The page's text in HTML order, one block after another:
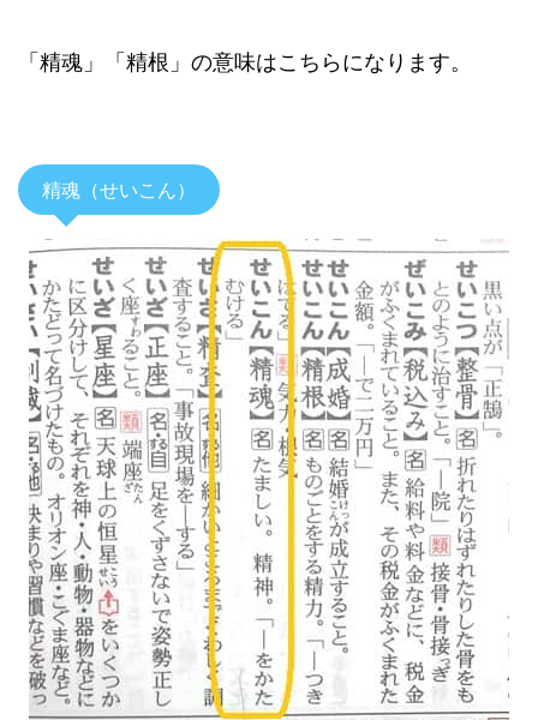
「精魂」「精根」の意味はこちらになります。
精魂（せいこん）